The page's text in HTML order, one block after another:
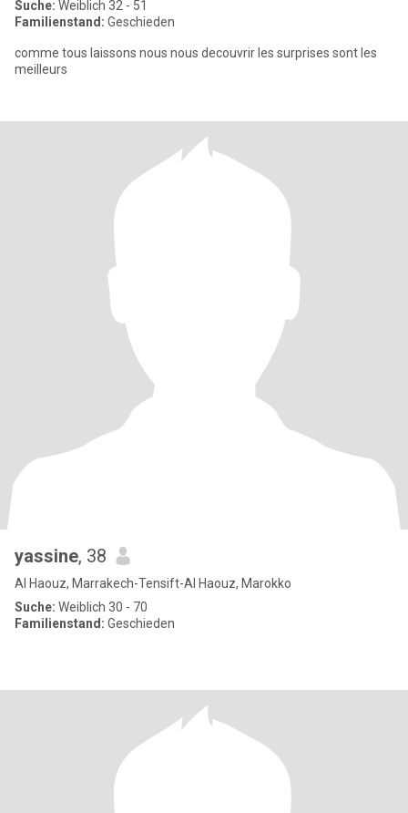
Suche: Weiblich 32 - 51
Familienstand: Geschieden
comme tous laissons nous nous decouvrir les surprises sont les
meilleurs
yassine, 38
Al Haouz, Marrakech-Tensift-Al Haouz, Marokko
Suche: Weiblich 30 - 70
Familienstand: Geschieden